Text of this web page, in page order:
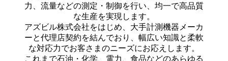
力、流量などの測定・制御を行い、均一で高品質
な生産を実現します。
アズビル株式会社をはじめ、大手計測機器メーカ
ーと代理店契約を結んでおり、幅広い知識と柔軟
な対応力でお客さまのニーズにお応えします。
これまで石油・化学、電力、食品などのあらゆる